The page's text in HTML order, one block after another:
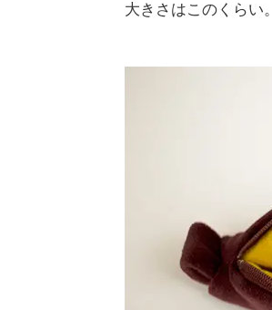
大きさはこのくらい。